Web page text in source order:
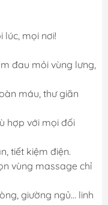
lúc, mọi nơi!
đau mỏi vùng lưng,
máu, thư giãn
hợp với mọi đối
tiết kiệm điện.
vùng massage chỉ
giường ngủ… linh